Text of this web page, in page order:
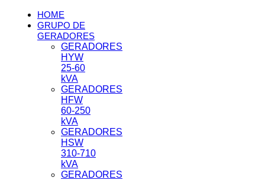
HOME
GRUPO DE
GERADORES
GERADORES
HYW
25-60
kVA
GERADORES
HFW
60-250
kVA
GERADORES
HSW
310-710
kVA
GERADORES